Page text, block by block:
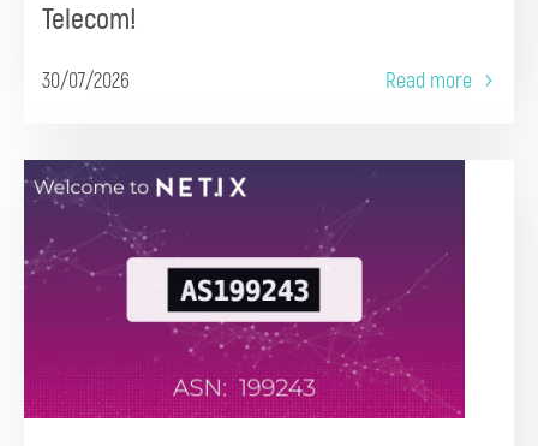
Telecom!
30/07/2026 Read more